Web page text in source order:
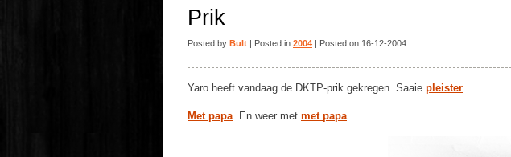
Prik
Posted by Bult | Posted in 2004 | Posted on 16-12-2004
Yaro heeft vandaag de DKTP-prik gekregen. Saaie pleister..
Met papa. En weer met met papa.